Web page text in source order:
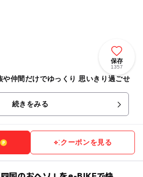
保存
1357
仲間だけでゆっくり 思いきり過ごせ
続きをみる
クーポンを見る